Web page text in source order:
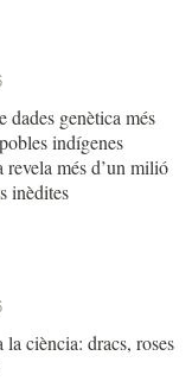
dades genètica més
indígenes
revela més d’un milió
inèdites
ciència: dracs, roses